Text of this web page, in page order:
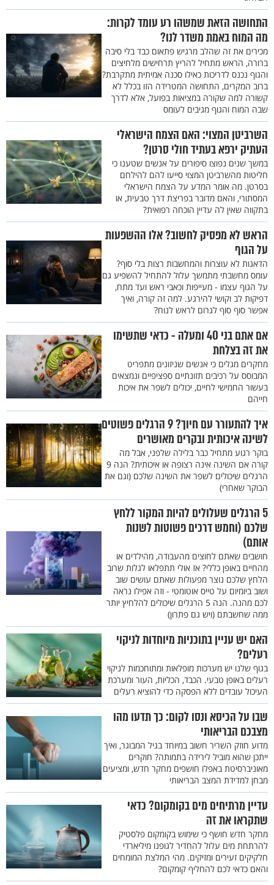
התחושה הזאת שמשהו רע עומד לקרות:
מה המוח באמת משדר לנו?
מכירים את זה שהלב מרגיש פתאום כבד בלי סיבה
ברורה, הראש מתחיל להריץ תרחישים מלחיצים
והגוף נכנס לדריכות כאילו סכנה אמיתית מתקרבת?
ברוב המקרים, התחושה המטרידה הזו בכלל לא
קשורה למה שקורה במציאות בפועל, אלא לדרך
שבה המוח והגוף מגיבים לעומס
השרביטן המצוי: האם הצמח הישראלי
העתיק ירפא בעתיד חולי סרטן?
במשך שנים נפוצו סיפורים על אנשים שטענו כי
חליטות מהשרביטן המצוי סייעו להם להילחם
בסרטן. מה אומר המדע על הצמח הישראלי
המסתורי, והאם מדובר בפריצת דרך טבעית, או
בתקווה שאין לה עדיין הוכחה רפואית?
הראש לא מפסיק לחשוב? אלו ההשפעות
על הגוף
הדאגות לא עוצרות והמחשבות רצות בלי סוף?
עומס מחשבתי מתמשך עלול להתחיל להשפיע גם
על הגוף עצמו - מעייפות וכאבי ראש ועד מתח,
דפיקות לב וקושי להירגע. למה זה קורה, ואיך
אפשר סוף סוף לגרום לראש לנוח?
אם אתם בני 40 ומעלה - כדאי שתשימו
את זה בצלחת
מחקרים מגלים כי אנשים שניזונים מתפריט
המבוסס על רכיבים תזונתיים ספציפיים ונמצאים
בעשור החמישי לחיים, יכולים לשפר את איכות
חייהם
איך להתעורר עם חיוך? 9 הרגלים פשוטים
לשינה איכותית ובקרים מאושרים
בוקר רגוע מתחיל כבר בלילה שלפני, אבל מה
קורה אם השינה אינה רצופה או איכותית? הנה 9
הרגלים שיכולים לשפר את השינה שלכם (וגם את
הבוקר שאחרי)
5 הרגלים שעלולים להיות המקור ללחץ
שלכם (וחמש דרכים פשוטות לשנות
אותם)
חושבים שאתם לחוצים מהעבודה, מהילדים או
מהחיים באופן כללי? אז אולי תתפלאו לגלות שרוב
הלחץ שלכם נוצר מפעולות שאתם עושים שוב
ושוב ביומיום על טייס אוטומטי - וזה אפילו נראה
לכם מהנה. הנה 5 הרגלים שיכולים להלחיץ יותר
ממה שחשבתם (ויש גם פתרון)
האם יש עניין בתוכניות מיוחדות לניקוי
רעלים?
בגוף שלנו יש מערכות מופלאות ומתוחכמות לניקוי
רעלים באופן טבעי. הכבד, הכליות, העור ומערכת
העיכול עובדים ללא הפסקה כדי להוציא רעלים
שבו על הכיסא ונסו לקום: כך תדעו מהו
מצבכם הבריאותי
מדוע חוזק השריר חשוב במיוחד בגיל המבוגר, ואיך
ייתכן שהוא מוביל לירידה בתמותה? חוקרים
מאוניברסיטת באפלו חושפים מחקר חדש, ומציעים
מבחן למדידת המצב הבריאותי
עדיין מרתיחים מים בקומקום? כדאי
שתקראו את זה
מחקר חדש חושף כי שימוש בקומקום פלסטיק
להרתחת מים עלול להחדיר לגופנו מיליארדי
חלקיקים זעירים ומזיקים. מהי המלצת המומחים
והאם כדאי לכם להחליף קומקום?